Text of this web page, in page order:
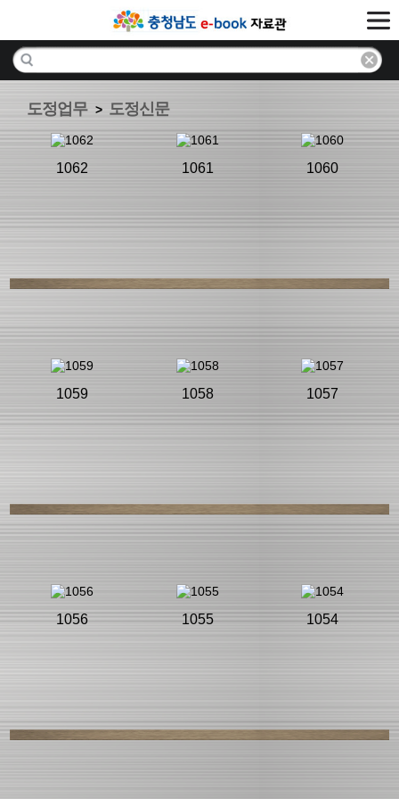
도정업무 > 도정신문
1062 1061 1060
1059 1058 1057
1056 1055 1054